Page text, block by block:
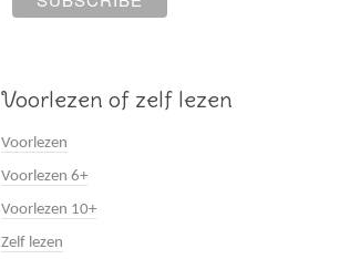
Voorlezen of zelf lezen
Voorlezen
Voorlezen 6+
Voorlezen 10+
Zelf lezen